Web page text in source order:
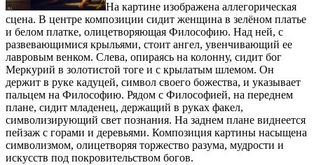
На картине изображена аллегорическая
сцена. В центре композиции сидит женщина в зелёном платье
и белом платке, олицетворяющая Философию. Над ней, с
развевающимися крыльями, стоит ангел, увенчивающий ее
лавровым венком. Слева, опираясь на колонну, сидит бог
Меркурий в золотистой тоге и с крылатым шлемом. Он
держит в руке кадуцей, символ своего божества, и указывает
пальцем на Философию. Рядом с Философией, на переднем
плане, сидит младенец, держащий в руках факел,
символизирующий свет познания. На заднем плане виднеется
пейзаж с горами и деревьями. Композиция картины насыщена
символизмом, олицетворяя торжество разума, мудрости и
искусств под покровительством богов.